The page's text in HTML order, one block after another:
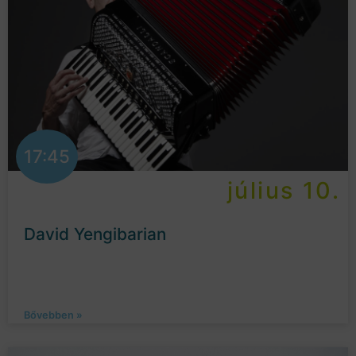
17:45
július 10.
David Yengibarian
Bővebben »